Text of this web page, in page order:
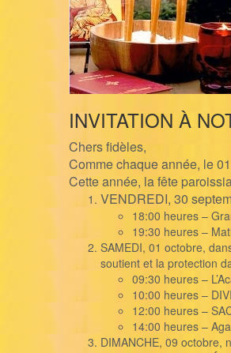
INVITATION À
Chers fidèles,
Comme chaque année, le
Cette année, la fête
VENDREDI, 30
18:00 heures –
19:30 heures –
SAMEDI, 01 octobre,
soutient et la protection
09:30 heures –
10:00 heures –
12:00 heures –
14:00 heures –
DIMANCHE, 09 octobre,